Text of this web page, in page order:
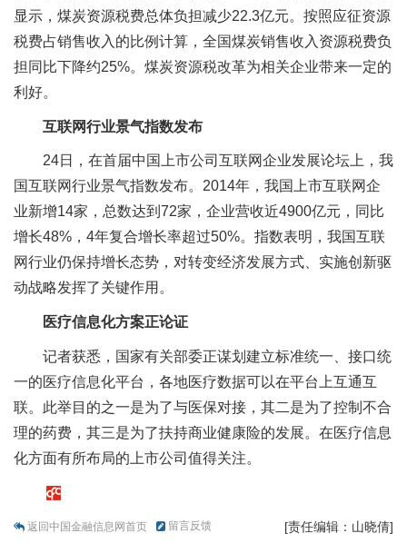
显示，煤炭资源税费总体负担减少22.3亿元。按照应征资源
税费占销售收入的比例计算，全国煤炭销售收入资源税费负
担同比下降约25%。煤炭资源税改革为相关企业带来一定的
利好。
互联网行业景气指数发布
24日，在首届中国上市公司互联网企业发展论坛上，我
国互联网行业景气指数发布。2014年，我国上市互联网企
业新增14家，总数达到72家，企业营收近4900亿元，同比
增长48%，4年复合增长率超过50%。指数表明，我国互联
网行业仍保持增长态势，对转变经济发展方式、实施创新驱
动战略发挥了关键作用。
医疗信息化方案正论证
记者获悉，国家有关部委正谋划建立标准统一、接口统
一的医疗信息化平台，各地医疗数据可以在平台上互通互
联。此举目的之一是为了与医保对接，其二是为了控制不合
理的药费，其三是为了扶持商业健康险的发展。在医疗信息
化方面有所布局的上市公司值得关注。
返回中国金融信息网首页 留言反馈 [责任编辑：山晓倩]